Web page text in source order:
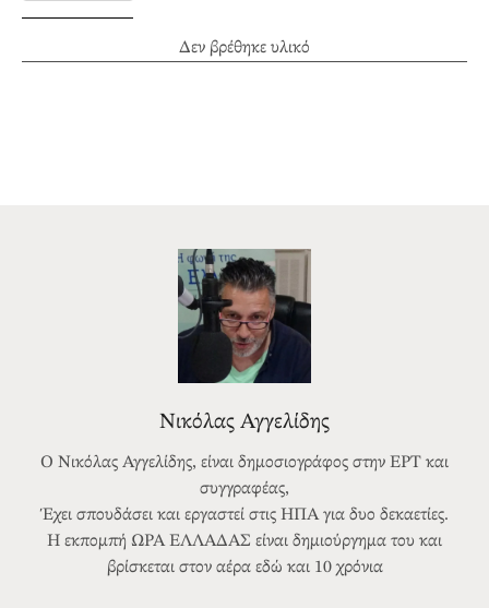
Δεν βρέθηκε υλικό
Νικόλας Αγγελίδης
Ο Νικόλας Αγγελίδης, είναι δημοσιογράφος στην ΕΡΤ και
συγγραφέας,
Έχει σπουδάσει και εργαστεί στις ΗΠΑ για δυο δεκαετίες.
Η εκπομπή ΩΡΑ ΕΛΛΑΔΑΣ είναι δημιούργημα του και
βρίσκεται στον αέρα εδώ και 10 χρόνια